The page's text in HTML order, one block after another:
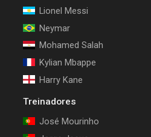
Lionel Messi
Neymar
Mohamed Salah
Kylian Mbappe
Harry Kane
Treinadores
José Mourinho